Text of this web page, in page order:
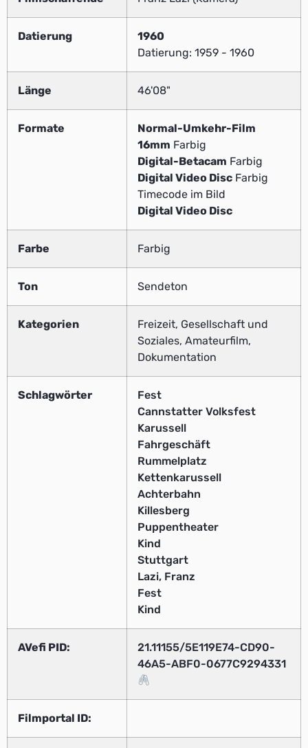
Datierung
1960
Datierung: 1959 - 1960
Länge 46'08"
Formate
Normal-Umkehr-Film
16mm Farbig
Digital-Betacam Farbig
Digital Video Disc Farbig
Timecode im Bild
Digital Video Disc
Farbe Farbig
Ton Sendeton
Kategorien
Freizeit, Gesellschaft und
Soziales, Amateurfilm,
Dokumentation
Schlagwörter
Fest
Cannstatter Volksfest
Karussell
Fahrgeschäft
Rummelplatz
Kettenkarussell
Achterbahn
Killesberg
Puppentheater
Kind
Stuttgart
Lazi, Franz
Fest
Kind
AVefi PID:
21.11155/5E119E74-CD90-
46A5-ABF0-0677C9294331
Filmportal ID: